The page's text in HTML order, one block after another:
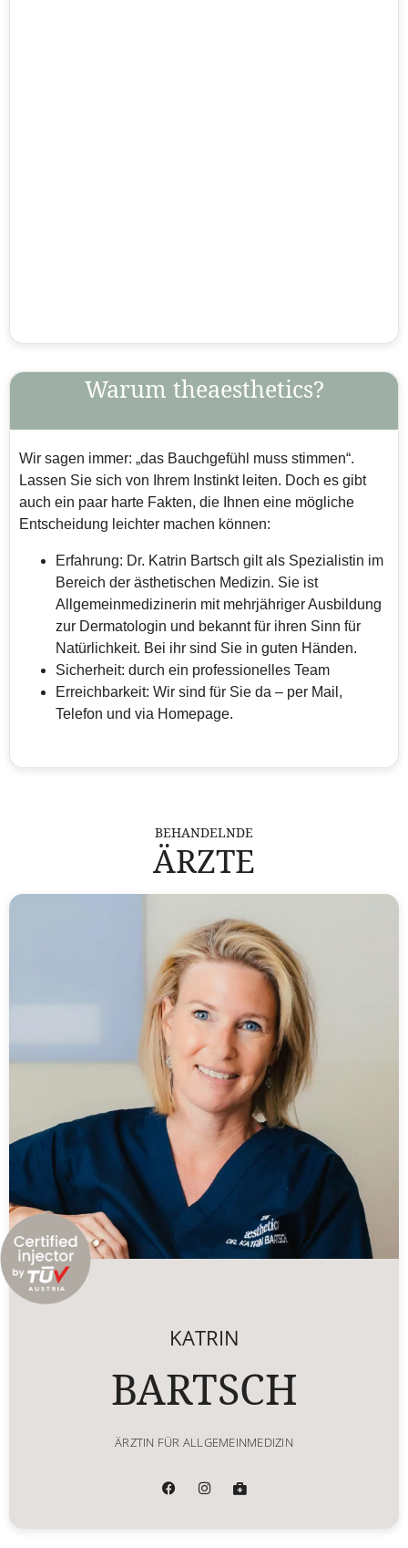
BEHANDELNDE
ÄRZTE
KATRIN
BARTSCH
ÄRZTIN FÜR ALLGEMEINMEDIZIN
Warum theaesthetics?
Wir sagen immer: „das Bauchgefühl muss stimmen“.
Lassen Sie sich von Ihrem Instinkt leiten. Doch es gibt
auch ein paar harte Fakten, die Ihnen eine mögliche
Entscheidung leichter machen können:
Erfahrung: Dr. Katrin Bartsch gilt als Spezialistin im
Bereich der ästhetischen Medizin. Sie ist
Allgemeinmedizinerin mit mehrjähriger Ausbildung
zur Dermatologin und bekannt für ihren Sinn für
Natürlichkeit. Bei ihr sind Sie in guten Händen.
Sicherheit: durch ein professionelles Team
Erreichbarkeit: Wir sind für Sie da – per Mail,
Telefon und via Homepage.